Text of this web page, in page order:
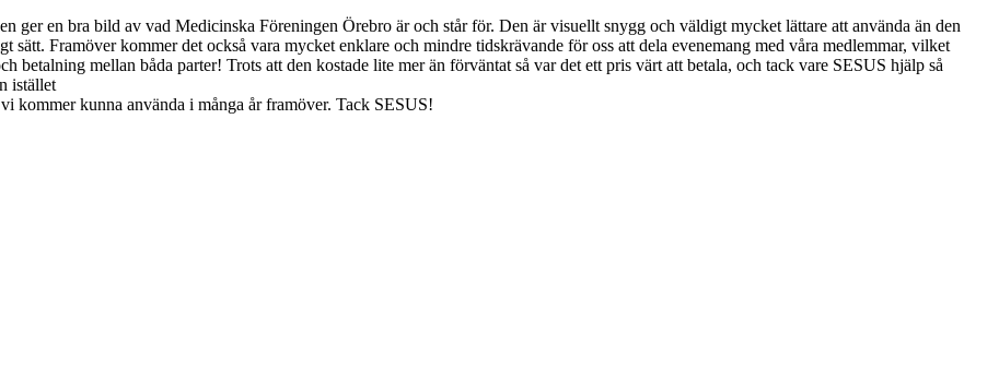
ger en bra bild av vad Medicinska Föreningen Örebro är och står för. Den är visuellt snygg och väldigt mycket lättare att använda än den
Framöver kommer det också vara mycket enklare och mindre tidskrävande för oss att dela evenemang med våra medlemmar, vilket
betalning mellan båda parter! Trots att den kostade lite mer än förväntat så var det ett pris värt att betala, och tack vare SESUS hjälp så
istället
kommer kunna använda i många år framöver. Tack SESUS!